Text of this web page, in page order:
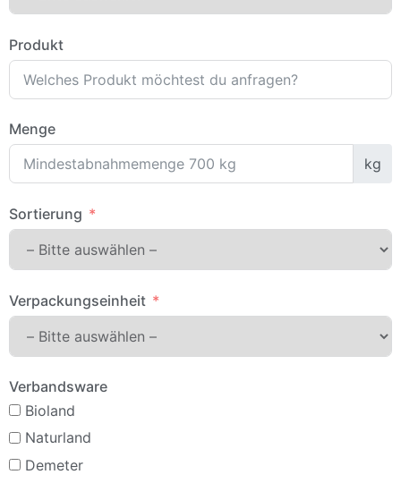
Produkt
Menge
kg
Sortierung
Verpackungseinheit
Verbandsware
Bioland
Naturland
Demeter